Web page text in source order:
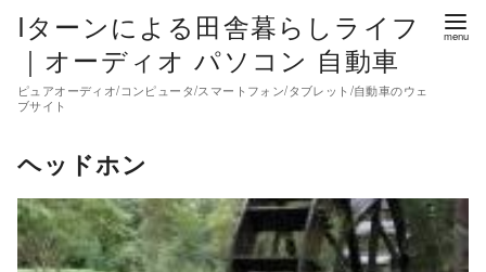
Iターンによる田舎暮らしライフ
｜オーディオ パソコン 自動車
ピュアオーディオ/コンピュータ/スマートフォン/タブレット/自動車のウェ
ブサイト
ヘッドホン